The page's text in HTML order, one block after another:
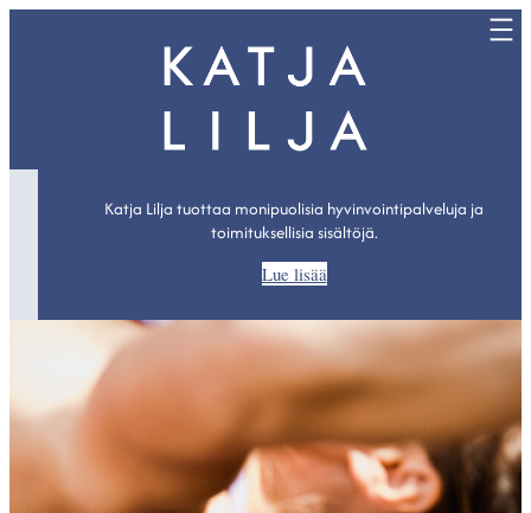
Katja Lilja tuottaa monipuolisia hyvinvointipalveluja ja
toimituksellisia sisältöjä.
Lue lisää